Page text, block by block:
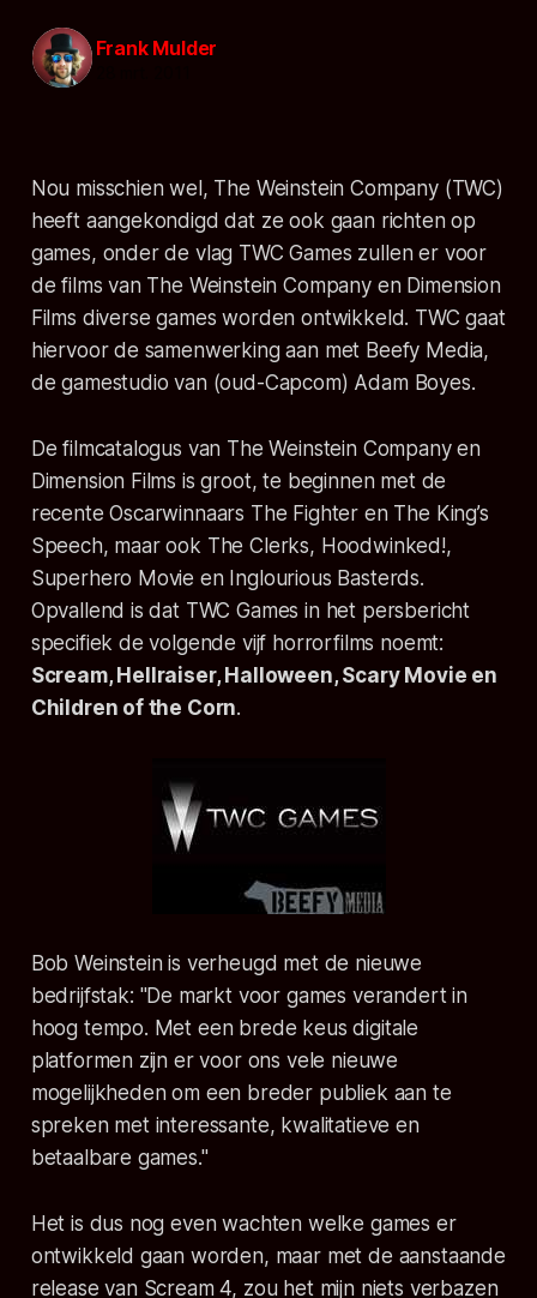
Frank Mulder
Nou misschien wel, The Weinstein Company (TWC)
heeft aangekondigd dat ze ook gaan richten op
games, onder de vlag TWC Games zullen er voor
de films van The Weinstein Company en Dimension
Films diverse games worden ontwikkeld. TWC gaat
hiervoor de samenwerking aan met Beefy Media,
de gamestudio van (oud-Capcom) Adam Boyes.
De filmcatalogus van The Weinstein Company en
Dimension Films is groot, te beginnen met de
recente Oscarwinnaars The Fighter en The King’s
Speech, maar ook The Clerks, Hoodwinked!,
Superhero Movie en Inglourious Basterds.
Opvallend is dat TWC Games in het persbericht
specifiek de volgende vijf horrorfilms noemt:
Scream, Hellraiser, Halloween, Scary Movie en
Children of the Corn.
Bob Weinstein is verheugd met de nieuwe
bedrijfstak: "De markt voor games verandert in
hoog tempo. Met een brede keus digitale
platformen zijn er voor ons vele nieuwe
mogelijkheden om een breder publiek aan te
spreken met interessante, kwalitatieve en
betaalbare games."
Het is dus nog even wachten welke games er
ontwikkeld gaan worden, maar met de aanstaande
release van Scream 4, zou het mijn niets verbazen